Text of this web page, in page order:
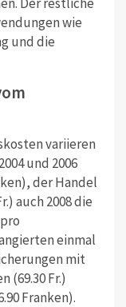
wie
und die
variieren
und 2006
der Handel
auch 2008 die
einmal
mit
(69.30 Fr.)
Franken).